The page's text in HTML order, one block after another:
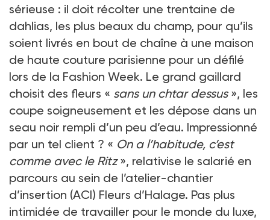
sérieuse : il doit récolter une trentaine de
dahlias, les plus beaux du champ, pour qu’ils
soient livrés en bout de chaîne à une maison
de haute couture parisienne pour un défilé
lors de la Fashion Week. Le grand gaillard
choisit des fleurs « sans un chtar dessus», les
coupe soigneusement et les dépose dans un
seau noir rempli d’un peu d’eau. Impressionné
par un tel client ? « On a l’habitude, c’est
comme avec le Ritz», relativise le salarié en
parcours au sein de l’atelier-chantier
d’insertion (ACI) Fleurs d’Halage. Pas plus
intimidée de travailler pour le monde du luxe,